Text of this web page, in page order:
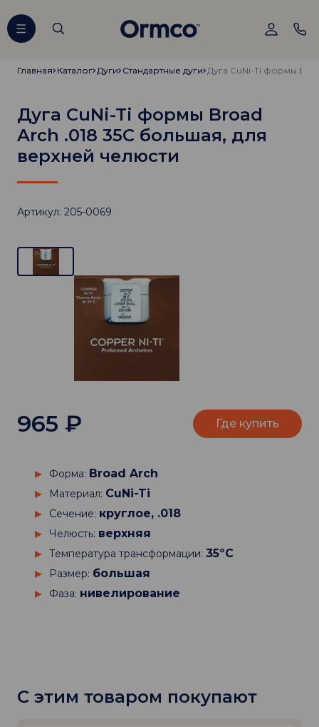
Главная
Главная Каталог
Каталог Дуги
Дуги Стандартные дуги
Стандартные дуги
Дуга CuNi-Ti формы Broad
Arch .018 35C большая, для
верхней челюсти
Артикул: 205-0069
Форма: Broad Arch
Материал: CuNi-Ti
Сечение: круглое, .018
Челюсть: верхняя
Температура трансформации: 35ºC
Размер: большая
Фаза: нивелирование
965 ₽ Где купить
С этим товаром покупают